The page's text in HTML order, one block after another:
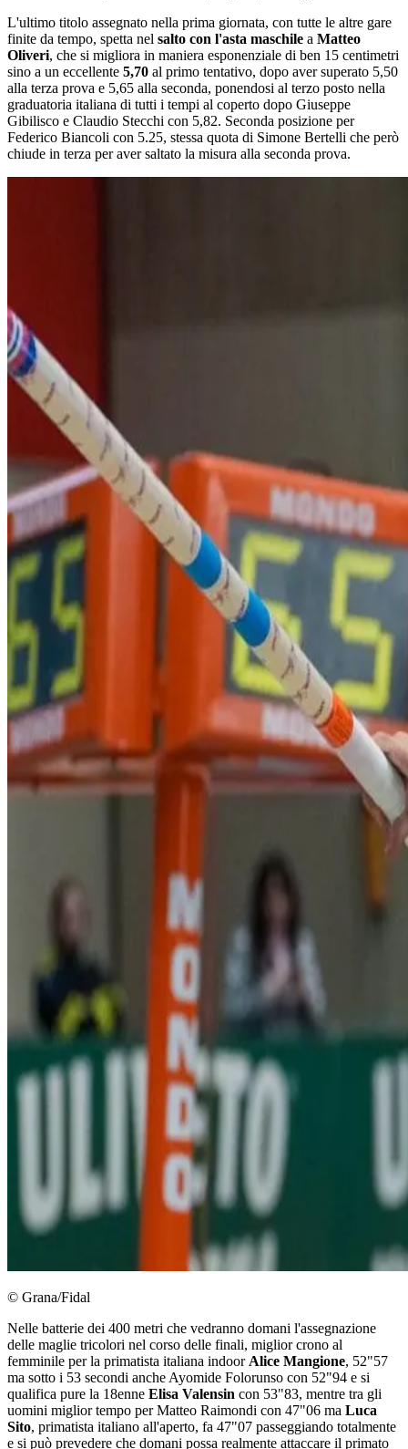
L'ultimo titolo assegnato nella prima giornata, con tutte le altre gare
finite da tempo, spetta nel salto con l'asta maschile a Matteo
Oliveri, che si migliora in maniera esponenziale di ben 15 centimetri
sino a un eccellente 5,70 al primo tentativo, dopo aver superato 5,50
alla terza prova e 5,65 alla seconda, ponendosi al terzo posto nella
graduatoria italiana di tutti i tempi al coperto dopo Giuseppe
Gibilisco e Claudio Stecchi con 5,82. Seconda posizione per
Federico Biancoli con 5.25, stessa quota di Simone Bertelli che però
chiude in terza per aver saltato la misura alla seconda prova.
© Grana/Fidal
Nelle batterie dei 400 metri che vedranno domani l'assegnazione
delle maglie tricolori nel corso delle finali, miglior crono al
femminile per la primatista italiana indoor Alice Mangione, 52"57
ma sotto i 53 secondi anche Ayomide Folorunso con 52"94 e si
qualifica pure la 18enne Elisa Valensin con 53"83, mentre tra gli
uomini miglior tempo per Matteo Raimondi con 47"06 ma Luca
Sito, primatista italiano all'aperto, fa 47"07 passeggiando totalmente
e si può prevedere che domani possa realmente attaccare il primato